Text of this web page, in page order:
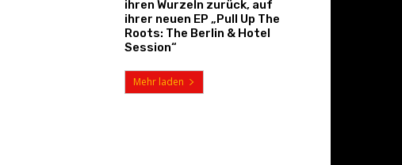
ihren Wurzeln zurück, auf
ihrer neuen EP „Pull Up The
Roots: The Berlin & Hotel
Session“
Mehr laden